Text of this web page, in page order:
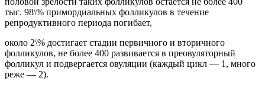
тыс. 98\% примордиальных фолликулов в течение
репродуктивного периода погибает,
около 2\% достигает стадии первичного и вторичного
фолликулов, не более 400 развивается в преовуляторный
фолликул и подвергается овуляции (каждый цикл — 1, много
реже — 2).